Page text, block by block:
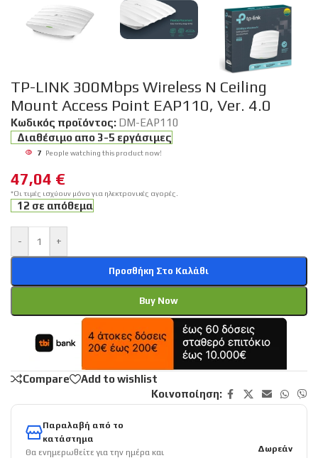
TP-LINK 300Mbps Wireless N Ceiling
Mount Access Point EAP110, Ver. 4.0
Κωδικός προϊόντος: DM-EAP110
Διαθέσιμο απο 3-5 εργάσιμες
7 People watching this product now!
47,04 €
*Οι τιμές ισχύουν μόνο για ηλεκτρονικές αγορές.
12 σε απόθεμα
- +
Προσθήκη Στο Καλάθι
Buy Now
Compare
Add to wishlist
Κοινοποίηση:
Παραλαβή από το
κατάστημα
Θα ενημερωθείτε για την ημέρα και
Δωρεάν